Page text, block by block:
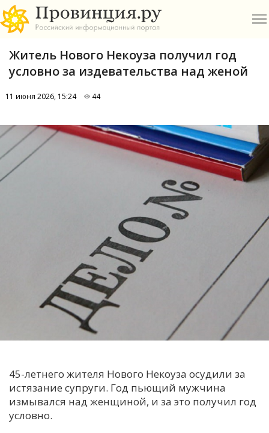
Е
И
К
О
П
Житель Нового Некоуза получил год
условно за издевательства над женой
11 июня 2026, 15:24 44
45-летнего жителя Нового Некоуза осудили за
истязание супруги. Год пьющий мужчина
измывался над женщиной, и за это получил год
условно.